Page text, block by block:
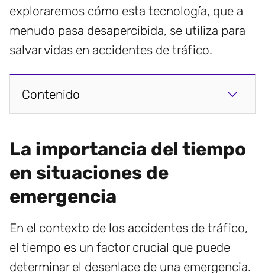
exploraremos cómo esta tecnología, que a
menudo pasa desapercibida, se utiliza para
salvar vidas en accidentes de tráfico.
Contenido
La importancia del tiempo
en situaciones de
emergencia
En el contexto de los accidentes de tráfico,
el tiempo es un factor crucial que puede
determinar el desenlace de una emergencia.